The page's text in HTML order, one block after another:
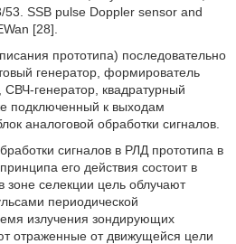
SSB pulse Doppler sensor and
[28].
прототипа) последовательно
генератор, формирователь
генератор, квадратурный
подключенный к выходам
аналоговой обработки сигналов.
сигналов в РЛД прототипа в
его действия состоит в
селекции цель облучают
периодической
излучения зондирующих
отраженные от движущейся цели